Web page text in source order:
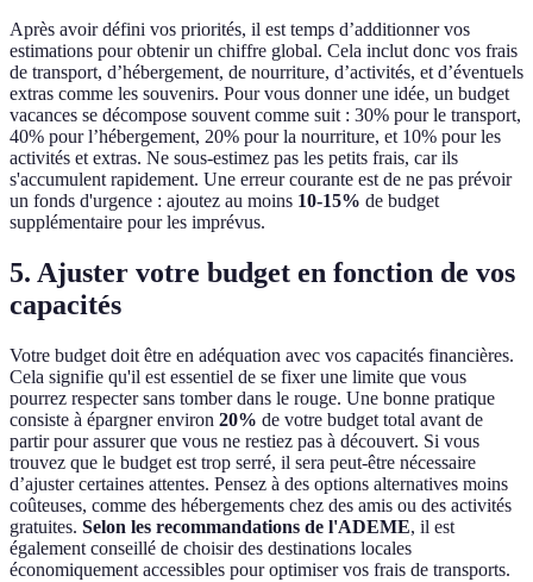
Après avoir défini vos priorités, il est temps d’additionner vos
estimations pour obtenir un chiffre global. Cela inclut donc vos frais
de transport, d’hébergement, de nourriture, d’activités, et d’éventuels
extras comme les souvenirs. Pour vous donner une idée, un budget
vacances se décompose souvent comme suit : 30% pour le transport,
40% pour l’hébergement, 20% pour la nourriture, et 10% pour les
activités et extras. Ne sous-estimez pas les petits frais, car ils
s'accumulent rapidement. Une erreur courante est de ne pas prévoir
un fonds d'urgence : ajoutez au moins 10-15% de budget
supplémentaire pour les imprévus.
5. Ajuster votre budget en fonction de vos
capacités
Votre budget doit être en adéquation avec vos capacités financières.
Cela signifie qu'il est essentiel de se fixer une limite que vous
pourrez respecter sans tomber dans le rouge. Une bonne pratique
consiste à épargner environ 20% de votre budget total avant de
partir pour assurer que vous ne restiez pas à découvert. Si vous
trouvez que le budget est trop serré, il sera peut-être nécessaire
d’ajuster certaines attentes. Pensez à des options alternatives moins
coûteuses, comme des hébergements chez des amis ou des activités
gratuites. Selon les recommandations de l'ADEME, il est
également conseillé de choisir des destinations locales
économiquement accessibles pour optimiser vos frais de transports.